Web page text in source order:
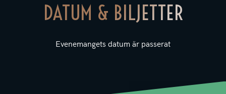
DATUM & BILJETTER
Evenemangets datum är passerat